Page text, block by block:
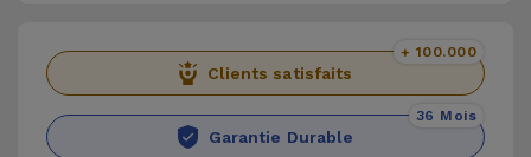
Clients satisfaits
+ 100.000
Garantie Durable
36 Mois